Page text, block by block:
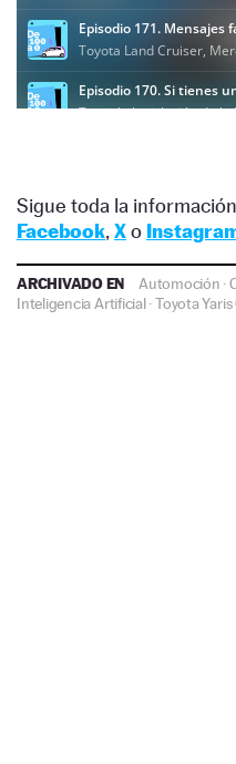
Sigue toda la
Facebook, Xo
ARCHIVADO EN Automoción ·
Inteligencia Artificial·Toyota Yaris